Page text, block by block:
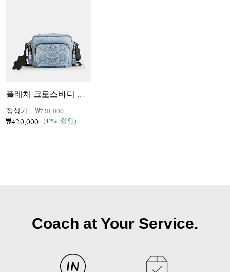
플레처 크로스바디 백 인 러브드 시그니처 데님
정상가 가격 인하 전
₩730,000인하됨
₩420,000 (42% 할인)
Coach at Your Service.